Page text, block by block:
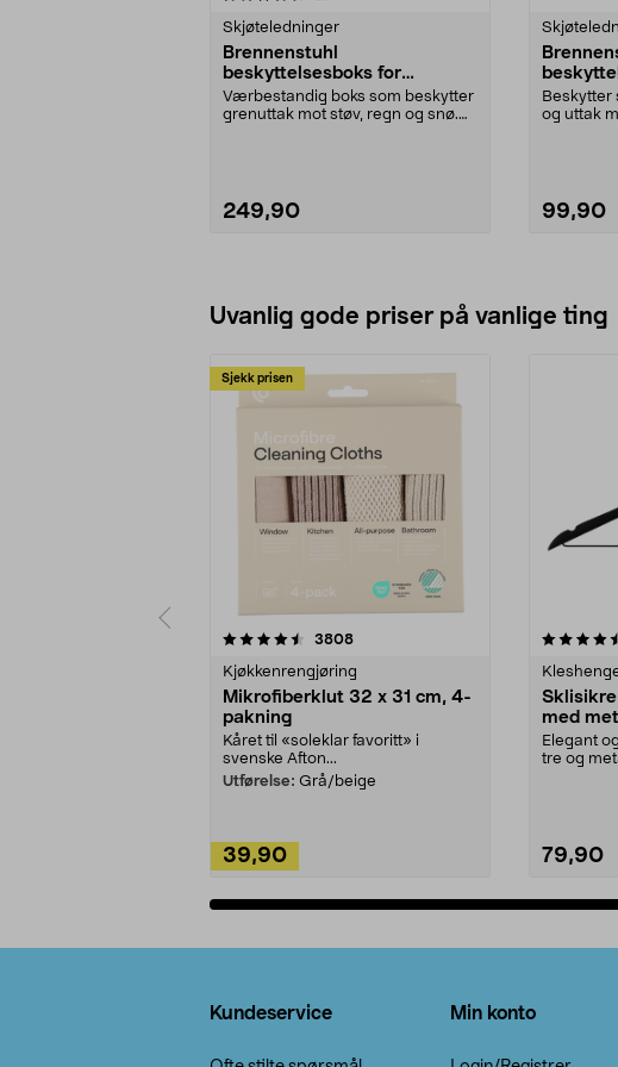
Skjøteledninger
Brennenstuhl
beskyttelsesboks for
grenuttak
Værbestandig boks som beskytter
grenuttak mot støv, regn og snø.
249,90
Beskytter
og uttak
99,90
Uvanlig gode priser på vanlige ting
Sjekk prisen
3808anmeldelser
Kjøkkenrengjøring
Mikrofiberklut 32 x 31 cm, 4-
pakning
Kåret til «soleklar favoritt» i
svenske Afton...
Utførelse: Grå/beige
39,90
4.5av 5 stjerner
med
Elegant
tre og
79,90
Kundeservice Min konto